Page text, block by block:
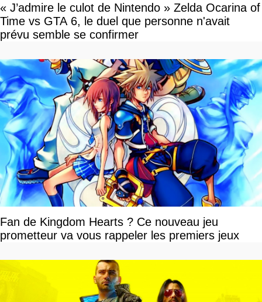
« J’admire le culot de Nintendo » Zelda Ocarina of
Time vs GTA 6, le duel que personne n'avait
prévu semble se confirmer
Fan de Kingdom Hearts ? Ce nouveau jeu
prometteur va vous rappeler les premiers jeux